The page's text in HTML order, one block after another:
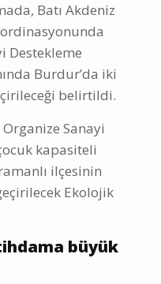
Batı Akdeniz
Destekleme
Burdur’da iki
belirtildi.
Sanayi
kapasiteli
ilçesinin
Ekolojik
büyük